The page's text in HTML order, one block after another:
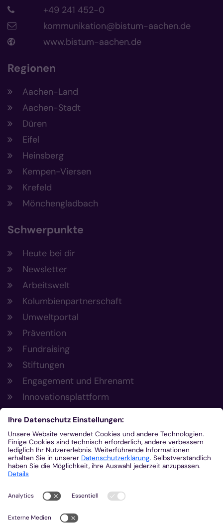
+49 241 452-0
kommunikation@bistum-aachen.de
www.bistum-aachen.de
Regionen
Aachen-Land
Aachen-Stadt
Düren
Eifel
Heinsberg
Kempen-Viersen
Krefeld
Mönchengladbach
Schwerpunkte
Heute bei dir
Newsletter
Arbeitswelt
Kolumbienpartnerschaft
Umweltportal
Prävention
Fundraising
Stiftungen
Engagement und Ehrenamt
Innovationsplattform
Aus der Plattform
Nachrichten
Veranstaltungen
Gottesdienste
Stellenangebote
Kirchenzeitung
Amtsblatt (Kirchlicher Anzeiger)